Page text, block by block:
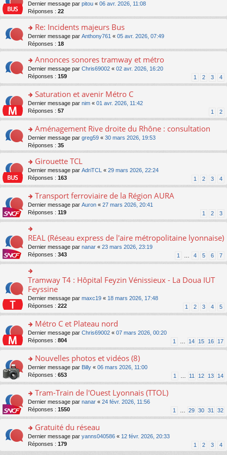
c
e
nt
pl
u
ré
c
e
nt
n
o
n
lu
le
pl
u
ré
c
e
nt
s
a
e
n
o
n
lu
le
pl
u
ré
c
e
nt
er
le
m
e
s
s
a
e
n
o
n
lu
le
pl
ré
c
e
nt
o
n
s
ult
er
le
m
e
s
s
a
g
e
n
o
n
le
pl
u
ré
c
e
nt
Dernier message par pitou « 06 avr. 2026, 11:08
Réponses : 22
o
n
s
ult
er
le
s
s
a
g
e
n
o
n
le
pl
u
s
ré
c
e
nt
Re: Incidents majeurs Bus
Dernier message par Anthony761 « 05 avr. 2026, 07:49
Réponses : 18
o
n
s
ult
er
le
m
e
s
s
a
g
e
n
o
le
pl
u
s
ré
c
e
nt
Annonces sonores tramway et métro
Dernier message par Chris69002 « 02 avr. 2026, 16:20
Réponses : 159 1 2 3 4
o
n
s
ult
er
le
m
s
s
a
g
e
n
o
le
pl
u
s
ré
c
e
nt
Saturation et avenir Métro C
Dernier message par nim « 01 avr. 2026, 11:42
Réponses : 57 1 2
o
n
s
ult
er
le
s
s
a
g
e
n
o
n
pl
u
s
ré
c
e
Aménagement Rive droite du Rhône : consultation
Dernier message par greg59 « 30 mars 2026, 19:53
Réponses : 35
o
n
s
ult
er
le
m
e
s
s
a
g
e
n
o
n
lu
le
pl
u
s
ré
c
Girouette TCL
Dernier message par AdriTCL « 29 mars 2026, 22:24
Réponses : 163 1 2 3 4
o
n
s
ult
er
le
m
e
s
s
g
e
n
lu
le
pl
u
s
ré
c
Transport ferroviaire de la Région AURA
Dernier message par Auron « 27 mars 2026, 20:41
Réponses : 119 1 2 3
o
n
s
er
le
m
e
s
s
a
g
e
n
o
n
lu
le
pl
u
ré
c
e
nt
REAL (Réseau express de l'aire métropolitaine lyonnaise)
Dernier message par nanar « 23 mars 2026, 23:19
Réponses : 343 1 4 5 6 7
o
n
ult
er
le
m
e
s
s
a
g
e
n
o
n
lu
le
pl
s
ré
c
Tramway T4 : Hôpital Feyzin Vénissieux - La Doua IUT
Feyssine
Dernier message par maxc19 « 18 mars 2026, 17:48
Réponses : 222 1 2 3 4 5
o
n
s
ult
er
le
m
e
s
s
a
g
n
o
n
Métro C et Plateau nord
Dernier message par Chris69002 « 07 mars 2026, 00:20
Réponses : 804 1 14 15 16 17
o
n
s
ult
er
le
m
e
s
s
a
g
Nouvelles photos et vidéos (8)
Dernier message par Billy « 06 mars 2026, 11:00
Réponses : 653 1 11 12 13 14
o
n
s
ult
er
le
m
Tram-Train de l'Ouest Lyonnais (TTOL)
Dernier message par nanar « 24 févr. 2026, 11:56
Réponses : 1550 1 29 30 31 32
o
n
s
Gratuité du réseau
Dernier message par yanns040586 « 12 févr. 2026, 20:33
Réponses : 179 1 2 3 4